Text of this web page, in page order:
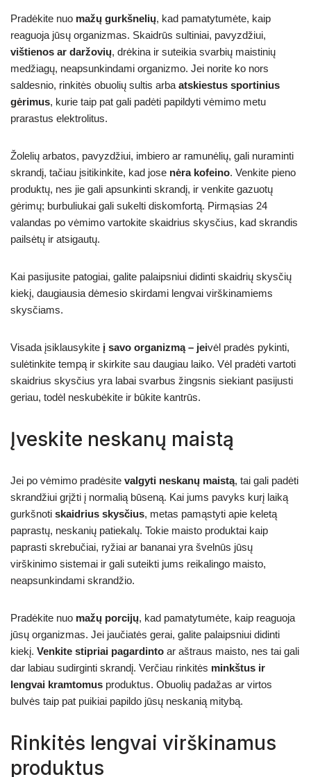
Pradėkite nuo mažų gurkšnelių, kad pamatytumėte, kaip
reaguoja jūsų organizmas. Skaidrūs sultiniai, pavyzdžiui,
vištienos ar daržovių, drėkina ir suteikia svarbių maistinių
medžiagų, neapsunkindami organizmo. Jei norite ko nors
saldesnio, rinkitės obuolių sultis arba atskiestus sportinius
gėrimus, kurie taip pat gali padėti papildyti vėmimo metu
prarastus elektrolitus.
Žolelių arbatos, pavyzdžiui, imbiero ar ramunėlių, gali nuraminti
skrandį, tačiau įsitikinkite, kad jose nėra kofeino. Venkite pieno
produktų, nes jie gali apsunkinti skrandį, ir venkite gazuotų
gėrimų; burbuliukai gali sukelti diskomfortą. Pirmąsias 24
valandas po vėmimo vartokite skaidrius skysčius, kad skrandis
pailsėtų ir atsigautų.
Kai pasijusite patogiai, galite palaipsniui didinti skaidrių skysčių
kiekį, daugiausia dėmesio skirdami lengvai virškinamiems
skysčiams.
Visada įsiklausykite į savo organizmą – jeivėl pradės pykinti,
sulėtinkite tempą ir skirkite sau daugiau laiko. Vėl pradėti vartoti
skaidrius skysčius yra labai svarbus žingsnis siekiant pasijusti
geriau, todėl neskubėkite ir būkite kantrūs.
Įveskite neskanų maistą
Jei po vėmimo pradėsite valgyti neskanų maistą, tai gali padėti
skrandžiui grįžti į normalią būseną. Kai jums pavyks kurį laiką
gurkšnoti skaidrius skysčius, metas pamąstyti apie keletą
paprastų, neskanių patiekalų. Tokie maisto produktai kaip
paprasti skrebučiai, ryžiai ar bananai yra švelnūs jūsų
virškinimo sistemai ir gali suteikti jums reikalingo maisto,
neapsunkindami skrandžio.
Pradėkite nuo mažų porcijų, kad pamatytumėte, kaip reaguoja
jūsų organizmas. Jei jaučiatės gerai, galite palaipsniui didinti
kiekį. Venkite stipriai pagardinto ar aštraus maisto, nes tai gali
dar labiau sudirginti skrandį. Verčiau rinkitės minkštus ir
lengvai kramtomus produktus. Obuolių padažas ar virtos
bulvės taip pat puikiai papildo jūsų neskanią mitybą.
Rinkitės lengvai virškinamus
produktus